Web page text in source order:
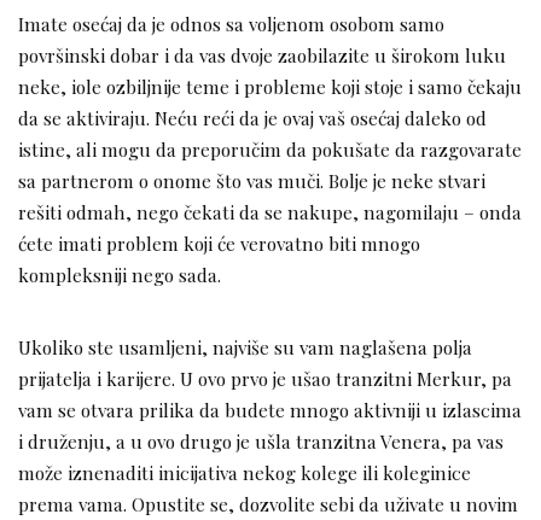
Imate osećaj da je odnos sa voljenom osobom samo
površinski dobar i da vas dvoje zaobilazite u širokom luku
neke, iole ozbiljnije teme i probleme koji stoje i samo čekaju
da se aktiviraju. Neću reći da je ovaj vaš osećaj daleko od
istine, ali mogu da preporučim da pokušate da razgovarate
sa partnerom o onome što vas muči. Bolje je neke stvari
rešiti odmah, nego čekati da se nakupe, nagomilaju – onda
ćete imati problem koji će verovatno biti mnogo
kompleksniji nego sada.
Ukoliko ste usamljeni, najviše su vam naglašena polja
prijatelja i karijere. U ovo prvo je ušao tranzitni Merkur, pa
vam se otvara prilika da budete mnogo aktivniji u izlascima
i druženju, a u ovo drugo je ušla tranzitna Venera, pa vas
može iznenaditi inicijativa nekog kolege ili koleginice
prema vama. Opustite se, dozvolite sebi da uživate u novim